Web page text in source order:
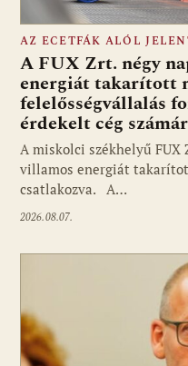
AZ ECETFÁK ALÓL
A FUX Zrt. négy
energiát takarított
felelősségvállalás
érdekelt cég
A miskolci székhelyű FUX
villamos energiát
csatlakozva. A…
2026.08.07.